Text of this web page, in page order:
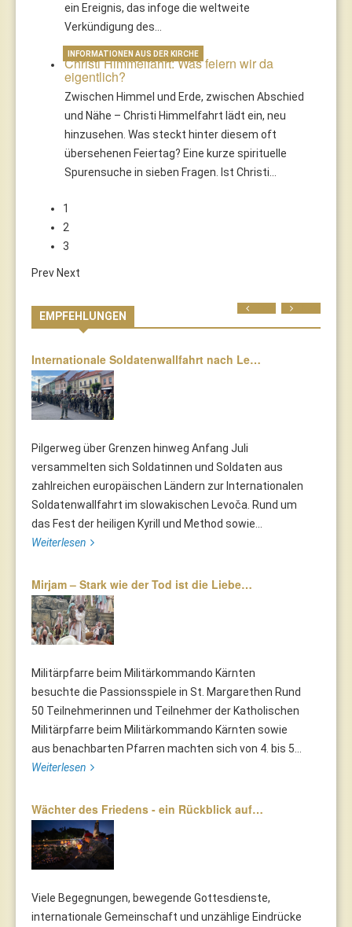
ein Ereignis, das infoge die weltweite
Verkündigung des…
Christi Himmelfahrt: Was feiern wir da
eigentlich?
Zwischen Himmel und Erde, zwischen Abschied
und Nähe – Christi Himmelfahrt lädt ein, neu
hinzusehen. Was steckt hinter diesem oft
übersehenen Feiertag? Eine kurze spirituelle
Spurensuche in sieben Fragen. Ist Christi…
INFORMATIONEN AUS DER KIRCHE
1
2
3
Prev Next
EMPFEHLUNGEN
Internationale Soldatenwallfahrt nach Le…
Pilgerweg über Grenzen hinweg Anfang Juli
versammelten sich Soldatinnen und Soldaten aus
zahlreichen europäischen Ländern zur Internationalen
Soldatenwallfahrt im slowakischen Levoča. Rund um
das Fest der heiligen Kyrill und Method sowie...
Weiterlesen
Mirjam – Stark wie der Tod ist die Liebe…
Militärpfarre beim Militärkommando Kärnten
besuchte die Passionsspiele in St. Margarethen Rund
50 Teilnehmerinnen und Teilnehmer der Katholischen
Militärpfarre beim Militärkommando Kärnten sowie
aus benachbarten Pfarren machten sich von 4. bis 5...
Weiterlesen
Wächter des Friedens - ein Rückblick auf…
Viele Begegnungen, bewegende Gottesdienste,
internationale Gemeinschaft und unzählige Eindrücke